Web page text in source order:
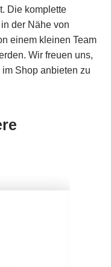
Die komplette
der Nähe von
einem kleinen Team
Wir freuen uns,
im Shop anbieten zu